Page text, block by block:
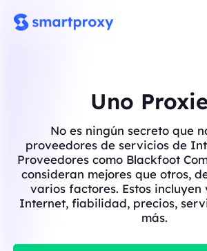
Uno
No es ningún secreto que
proveedores de servicios de
Proveedores como Blackfoot
consideran mejores que otros,
varios factores. Estos
Internet, fiabilidad, precios,
más.